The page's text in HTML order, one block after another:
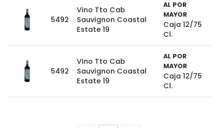
5492
Vino Tto Cab
Sauvignon Coastal
Estate 19
AL POR
MAYOR
Caja 12/75
Cl.
5492
Vino Tto Cab
Sauvignon Coastal
Estate 19
AL POR
MAYOR
Caja 12/75
Cl.